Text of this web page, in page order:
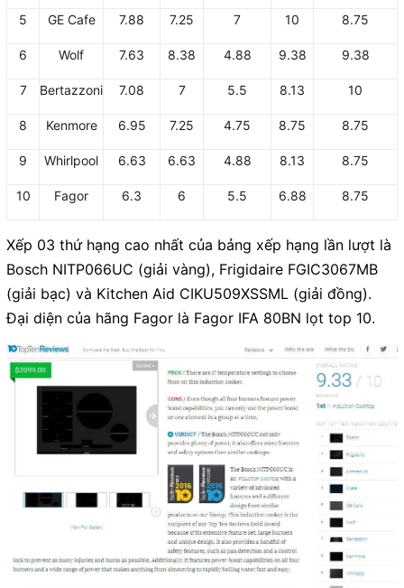
5 GE Cafe 7.88 7.25 7 10 8.75
6 Wolf 7.63 8.38 4.88 9.38 9.38
7 Bertazzoni 7.08 7 5.5 8.13 10
8 Kenmore 6.95 7.25 4.75 8.75 8.75
9 Whirlpool 6.63 6.63 4.88 8.13 8.75
10 Fagor 6.3 6 5.5 6.88 8.75
Xếp 03 thứ hạng cao nhất của bảng xếp hạng lần lượt là
Bosch NITP066UC (giải vàng), Frigidaire FGIC3067MB
(giải bạc) và Kitchen Aid CIKU509XSSML (giải đồng).
Đại diện của hãng Fagor là Fagor IFA 80BN lọt top 10.